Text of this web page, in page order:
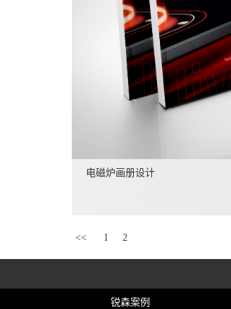
电磁炉画册设计
<< 1 2
锐森案例